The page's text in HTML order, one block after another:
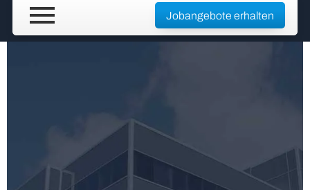
Jobangebote erhalten